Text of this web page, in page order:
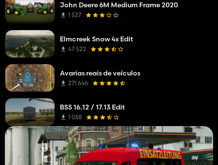
John Deere 6M Medium Frame 2020
1 527
Elmcreek Snow 4x Edit
47 522
Avarias reais de veículos
271 646
BSS 16.12 / 17.13 Edit
1 038